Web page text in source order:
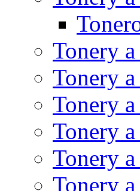
Tonery
Tonery
Tonery
Tonery
Tonery
Tonery